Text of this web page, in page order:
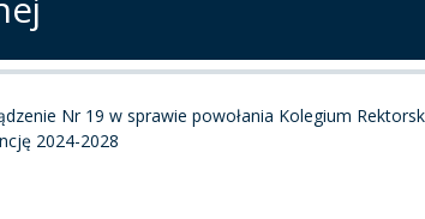
Nr 19 w sprawie powołania Kolegium
2024-2028